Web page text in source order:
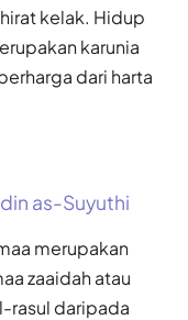
kelak. Hidup
karunia
dari harta
as-Suyuthi
merupakan
zaaidah atau
rasul daripada